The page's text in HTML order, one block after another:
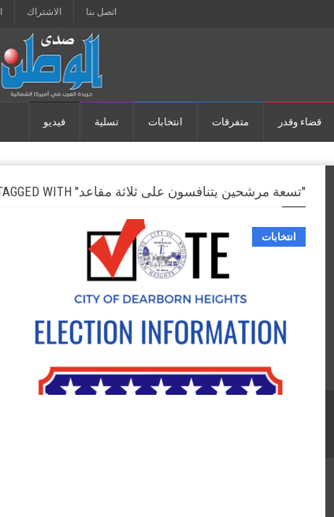
اتصل بنا الاشتراك
قضاء وقدر متفرقات انتخابات تسلية فيديو
POSTS TAGGED WITH "تسعة مرشحين يتنافسون على ثلاثة مقاعد"
انتخابات